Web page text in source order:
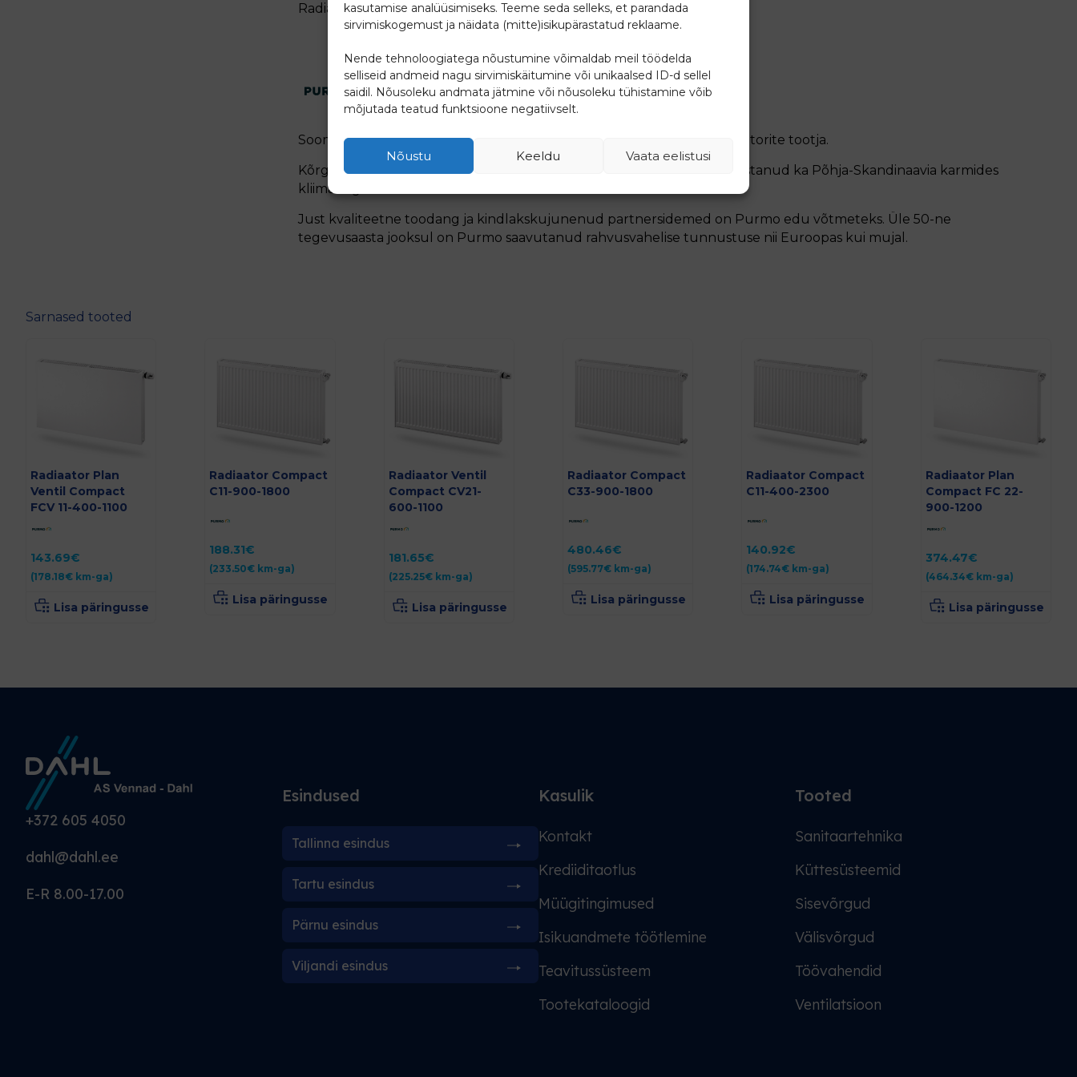
kasutamise analüüsimiseks. Teeme seda selleks, et parandada
sirvimiskogemust ja näidata (mitte)isikupärastatud reklaame.
Nende tehnoloogiatega nõustumine võimaldab meil töödelda
selliseid andmeid nagu sirvimiskäitumine või unikaalsed ID-d sellel
saidil. Nõusoleku andmata jätmine või nõusoleku tühistamine võib
mõjutada teatud funktsioone negatiivselt.
Nõustu Keeldu Vaata eelistusi
Radiaatorikomplekti tarvikud: kandurid, pimekork, õhutuskork
Soome juurtega Purmo kontsern on Euroopa suurim keskkütteradiaatorite tootja.
Kõrgkvaliteetsed ja usaldusväärsed Purmo radiaatorid on ennast õigustanud ka Põhja-Skandinaavia karmides
kliimatingimustes.
Just kvaliteetne toodang ja kindlakskujunenud partnersidemed on Purmo edu võtmeteks. Üle 50-ne
tegevusaasta jooksul on Purmo saavutanud rahvusvahelise tunnustuse nii Euroopas kui mujal.
Sarnased tooted
Radiaator Plan
Ventil Compact
FCV 11-400-1100
143.69€
(178.18€ km-ga)
Lisa päringusse
Radiaator Compact
C11-900-1800
188.31€
(233.50€ km-ga)
Lisa päringusse
Radiaator Ventil
Compact CV21-
600-1100
181.65€
(225.25€km-ga)
Lisa päringusse
Radiaator Compact
C33-900-1800
480.46€
(595.77€km-ga)
Lisa päringusse
Radiaator Compact
C11-400-2300
140.92€
(174.74€ km-ga)
Lisa päringusse
Radiaator Plan
Compact FC 22-
900-1200
374.47€
(464.34€km-ga)
Lisa päringusse
+372 605 4050
dahl@dahl.ee
E-R 8.00-17.00
Esindused
Tallinna esindus
Tartu esindus
Pärnu esindus
Viljandi esindus
Kasulik
Kontakt
Krediiditaotlus
Müügitingimused
Isikuandmete töötlemine
Teavitussüsteem
Tootekataloogid
Tooted
Sanitaartehnika
Küttesüsteemid
Sisevõrgud
Välisvõrgud
Töövahendid
Ventilatsioon